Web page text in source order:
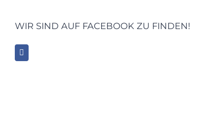
WIR SIND AUF FACEBOOK ZU FINDEN!